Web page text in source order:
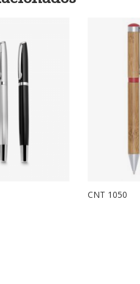
CNT 1050